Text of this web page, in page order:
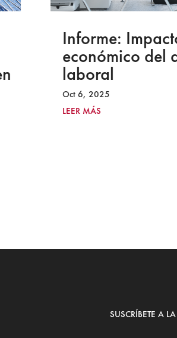
Informe:
económico del
laboral
Oct 6, 2025
LEER MÁS
SUSCRÍBETE A